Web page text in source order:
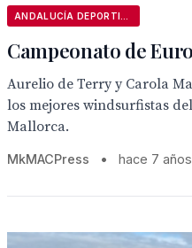
Campeonato de
Aurelio de Terry y Carola
los mejores windsurfistas
Mallorca.
MkMACPress • hace 7 años